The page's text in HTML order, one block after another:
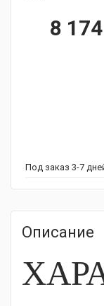
8 174
Под заказ 3-7
Описание